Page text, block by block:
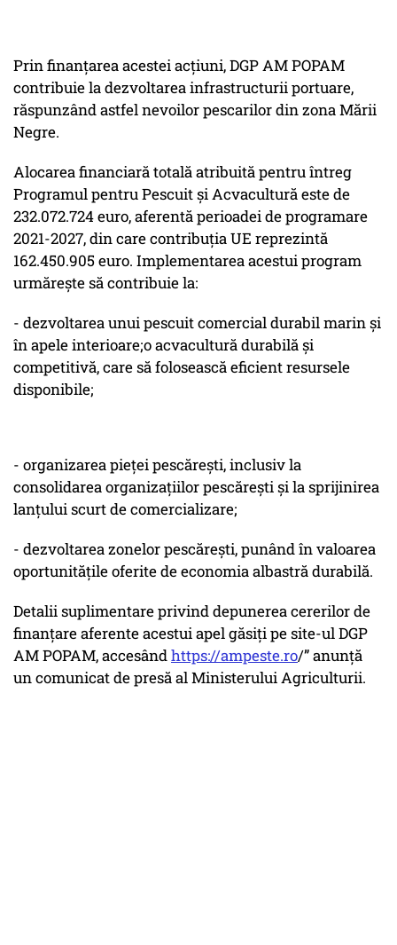
Prin finanțarea acestei acțiuni, DGP AM POPAM
contribuie la dezvoltarea infrastructurii portuare,
răspunzând astfel nevoilor pescarilor din zona Mării
Negre.
Alocarea financiară totală atribuită pentru întreg
Programul pentru Pescuit și Acvacultură este de
232.072.724 euro, aferentă perioadei de programare
2021-2027, din care contribuția UE reprezintă
162.450.905 euro. Implementarea acestui program
urmăreşte să contribuie la:
- dezvoltarea unui pescuit comercial durabil marin şi
în apele interioare;o acvacultură durabilă şi
competitivă, care să folosească eficient resursele
disponibile;
- organizarea pieţei pescăreşti, inclusiv la
consolidarea organizaţiilor pescărești și la sprijinirea
lanţului scurt de comercializare;
- dezvoltarea zonelor pescăreşti, punând în valoarea
oportunităţile oferite de economia albastră durabilă.
Detalii suplimentare privind depunerea cererilor de
finanțare aferente acestui apel găsiți pe site-ul DGP
AM POPAM, accesândhttps://ampeste.ro/” anunță
un comunicat de presă al Ministerului Agriculturii.